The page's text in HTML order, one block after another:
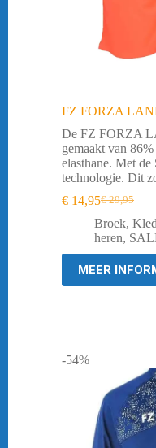
FZ FORZA
De FZ FORZA
gemaakt van
elasthane. Met
technologie. Dit
€29,95
prijs
was:
€ 14,95Huidige
prijs
is:
Broek,
heren,
MEER
-54%